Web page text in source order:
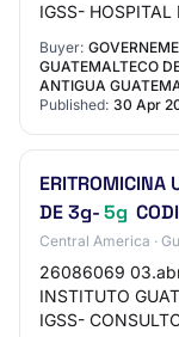
IGSS-
servicios "DICL…
Buyer:
GUATEMALTECO
ANTIGUA
Published: 30 Apr
ERITROMICINA
DE 3g-5g
Central America ·
26086069
INSTITUTO
IGSS-